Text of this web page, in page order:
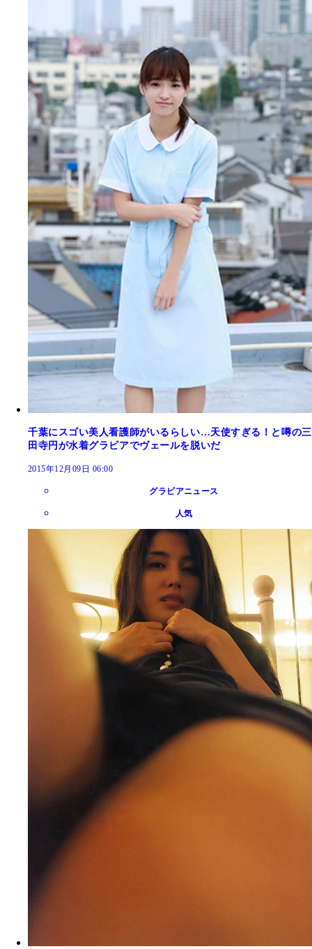
千葉にスゴい美人看護師がいるらしい…天使すぎる！と噂の三
田寺円が水着グラビアでヴェールを脱いだ
2015年12月09日 06:00
グラビアニュース
人気